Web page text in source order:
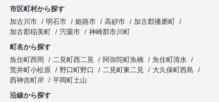
市区町村から探す
加古川市
明石市 姫路市 高砂市
加古郡播磨町
加古郡稲美町
宍粟市
神崎郡市川町
町名から探す
魚住町西岡
二見町西二見 阿弥陀町魚橋
魚住町清水
荒井町小松原
野口町野口 二見町東二見
大久保町西島
西神吉町岸
平岡町土山
沿線から探す